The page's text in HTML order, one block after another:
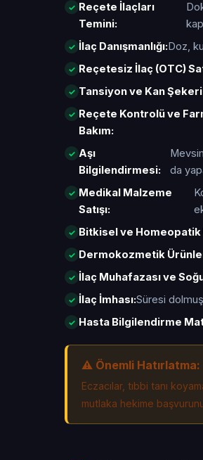
Reçete İlaçları
Temini:
İlaç Danışmanlığı:Doz,
Reçetesiz İlaç (OTC)
Tansiyon ve Kan
Reçete Kontrolü ve
Bakım:
Aşı
Bilgilendirmesi:
da
Medikal Malzeme
Satışı:
Bitkisel ve Homeopatik
Dermokozmetik
İlaç Muhafazası ve
İlaç İmhası:Süresi
Hasta Bilgilendirme
⚠️ Önemli Hatırlatma:
Eczacılar, tıbbi tanı
mutlaka hekime